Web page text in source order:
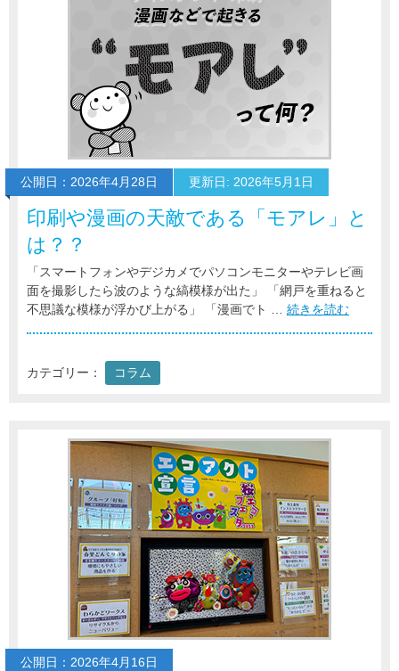
公開日：2026年4月28日 更新日: 2026年5月1日
印刷や漫画の天敵である「モアレ」と
は？？
「スマートフォンやデジカメでパソコンモニターやテレビ画
面を撮影したら波のような縞模様が出た」 「網戸を重ねると
不思議な模様が浮かび上がる」 「漫画でト … 続きを読む
カテゴリー： コラム
公開日：2026年4月16日